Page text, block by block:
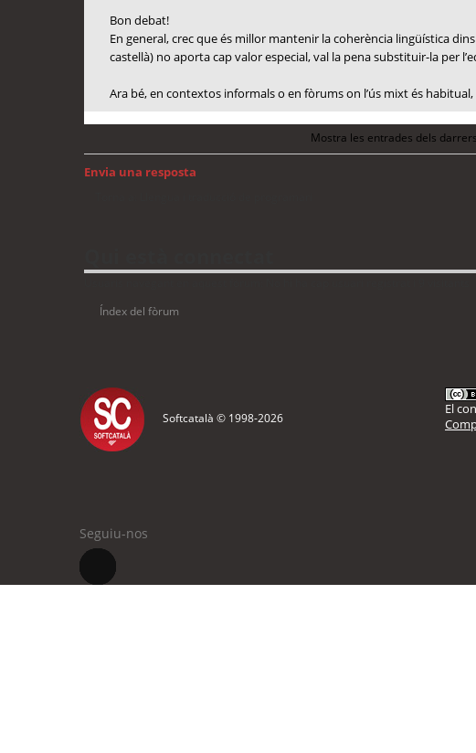
Bon debat!
En general, crec que és millor mantenir la coherència lingüística
castellà) no aporta cap valor especial, val la pena substituir-la per
Ara bé, en contextos informals o en fòrums on l’ús mixt és
Mostra les entrades dels
Envia una resposta
Índex del fòrum
Softcatalà © 1998-2026
El
Seguiu-nos